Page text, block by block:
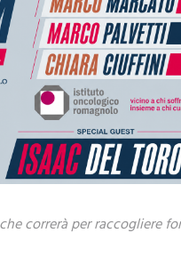
correrà per raccogliere